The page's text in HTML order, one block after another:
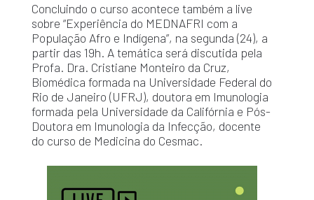
Concluindo o curso acontece também a live
sobre “Experiência do MEDNAFRI com a
População Afro e Indígena”, na segunda (24), a
partir das 19h. A temática será discutida pela
Profa. Dra. Cristiane Monteiro da Cruz,
Biomédica formada na Universidade Federal do
Rio de Janeiro (UFRJ), doutora em Imunologia
formada pela Universidade da Califórnia e Pós-
Doutora em Imunologia da Infecção, docente
do curso de Medicina do Cesmac.